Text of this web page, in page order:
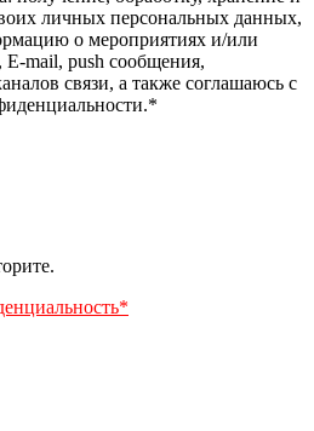
личных персональных данных,
о мероприятиях и/или
mail, push сообщения,
связи, а также соглашаюсь с